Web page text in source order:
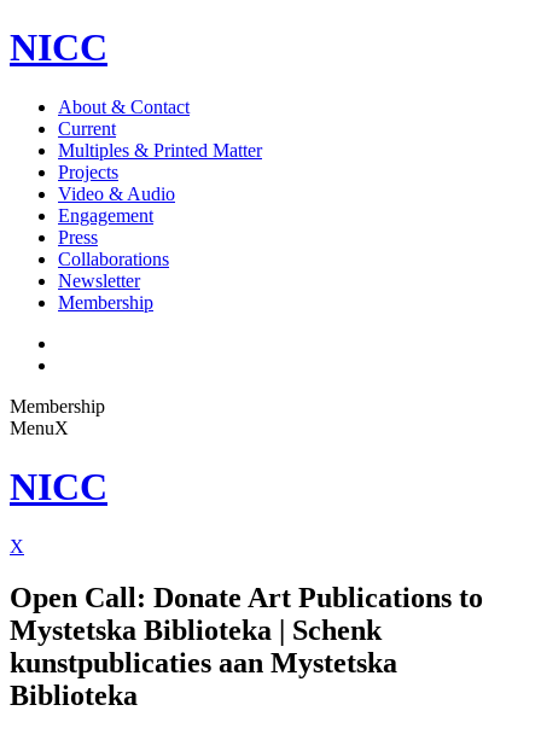
NICC
About & Contact
Current
Multiples & Printed Matter
Projects
Video & Audio
Engagement
Press
Collaborations
Newsletter
Membership
Membership
MenuX
NICC
X
Open Call: Donate Art Publications to
Mystetska Biblioteka | Schenk
kunstpublicaties aan Mystetska
Biblioteka